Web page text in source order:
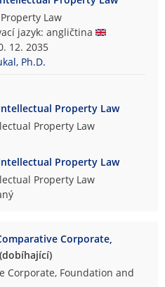
Law
jazyk: angličtina
12. 2035
Ph.D.
Property Law
Property Law
Property Law
Property Law
Corporate,
Corporate, Foundation and